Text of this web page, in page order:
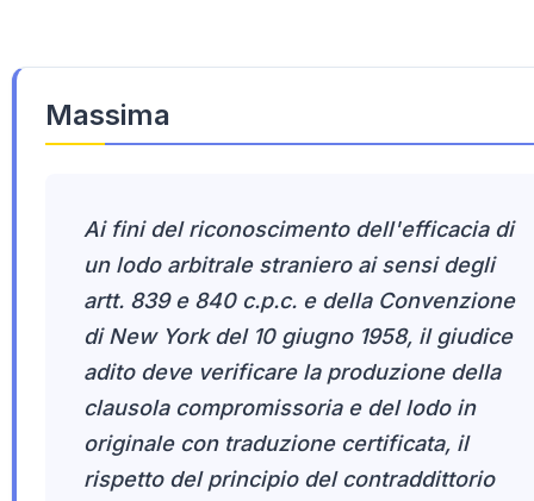
Massima
Ai fini del riconoscimento dell'efficacia di
un lodo arbitrale straniero ai sensi degli
artt. 839 e 840 c.p.c. e della Convenzione
di New York del 10 giugno 1958, il giudice
adito deve verificare la produzione della
clausola compromissoria e del lodo in
originale con traduzione certificata, il
rispetto del principio del contraddittorio